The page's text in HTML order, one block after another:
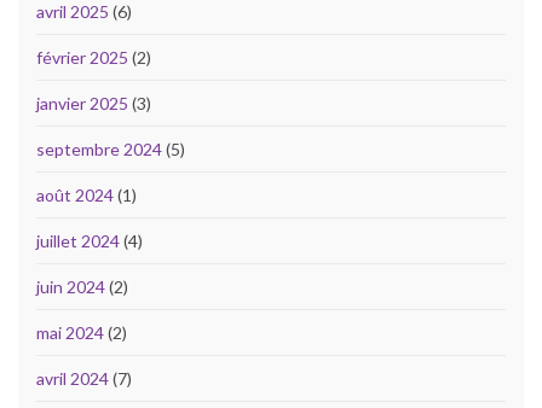
avril 2025 (6)
février 2025 (2)
janvier 2025 (3)
septembre 2024(5)
août 2024(1)
juillet 2024(4)
juin 2024(2)
mai 2024(2)
avril 2024(7)